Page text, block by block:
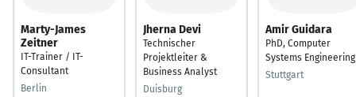
Marty-James
Zeitner
IT-Trainer / IT-
Consultant
Berlin
Jherna Devi
Technischer
Projektleiter &
Business Analyst
Duisburg
Amir Guidara
PhD, Computer
Systems Engineering
Stuttgart